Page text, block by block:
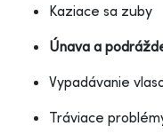
Kaziace sa zuby
Únava a
Vypadávanie
Tráviace